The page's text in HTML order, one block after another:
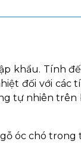
khẩu. Tính
đối với các
tự nhiên trên
óc chó trong